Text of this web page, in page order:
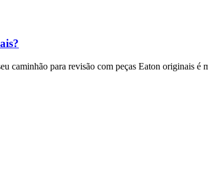
caminhão para revisão com peças Eaton originais é